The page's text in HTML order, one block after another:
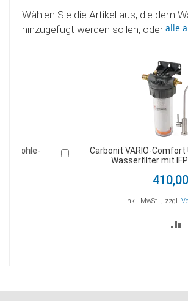
Wählen Sie die Artikel aus, die dem
hinzugefügt werden sollen, oderalle
Carbonit VARIO-Comfort
Wasserfilter mit IFP Puro
410,00 €
zzgl.Versandkosten
In